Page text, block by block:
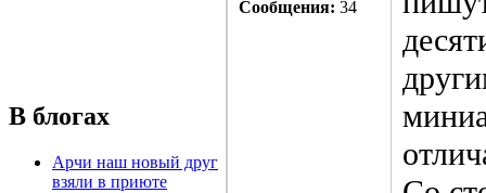
В блогах
Арчи наш новый друг
взяли в приюте
Сообщения: 34